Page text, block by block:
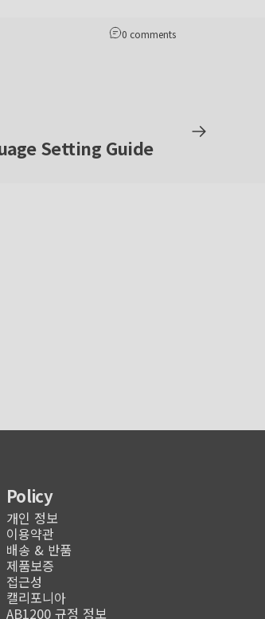
0 comments
Setting Guide
Policy
개인 정보
이용약관
배송 & 반품
제품보증
접근성
캘리포니아
AB1200 규정 정보